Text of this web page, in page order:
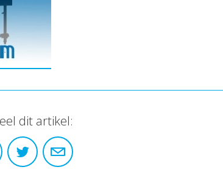
dit artikel: